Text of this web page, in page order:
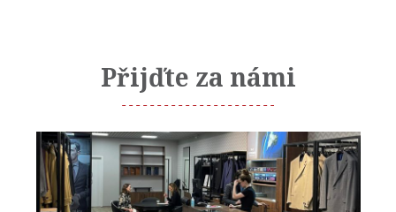
Přijďte za námi